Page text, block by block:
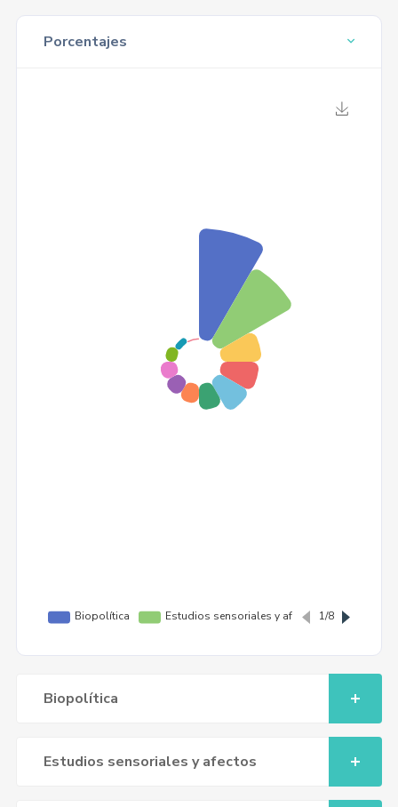
Porcentajes
Biopolítica
Estudios sensoriales y afectos